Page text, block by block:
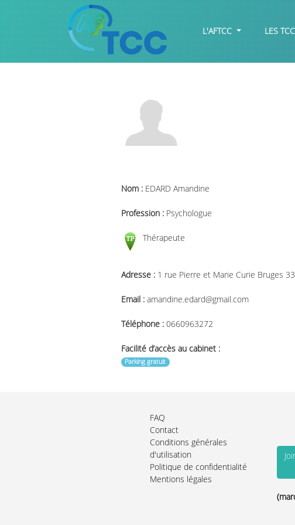
L'AFTCC LES TCC
Nom : EDARD Amandine
Profession : Psychologue
Thérapeute
Adresse : 1 rue Pierre et Marie Curie Bruges
Email : amandine.edard@gmail.com
Téléphone : 0660963272
Facilité d’accès au cabinet :
Parking gratuit
FAQ
Contact
Conditions générales
d'utilisation
Politique de confidentialité
Mentions légales